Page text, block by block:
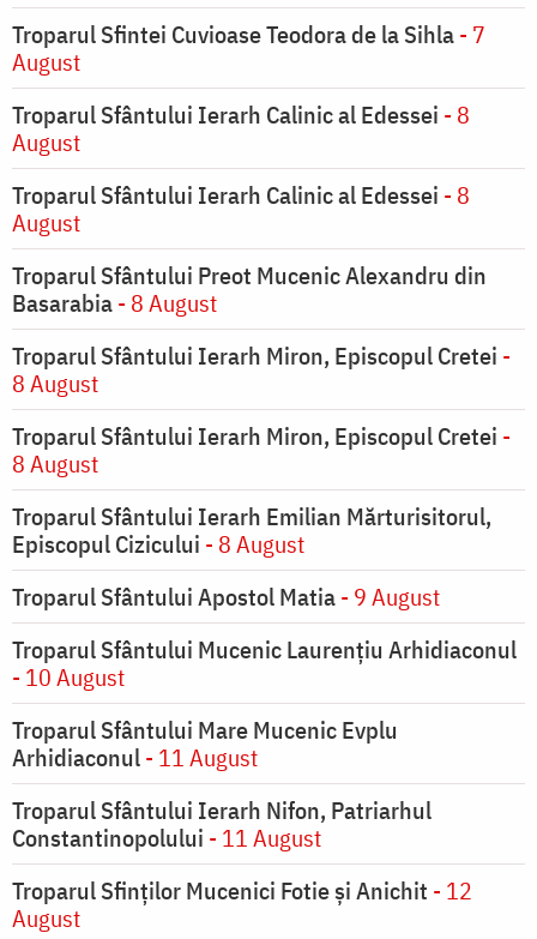
Troparul Sfintei Cuvioase Teodora de la Sihla- 7
August
Troparul Sfântului Ierarh Calinic al Edessei - 8
August
Troparul Sfântului Ierarh Calinic al Edessei - 8
August
Troparul Sfântului Preot Mucenic Alexandru din
Basarabia- 8 August
Troparul Sfântului Ierarh Miron, Episcopul Cretei -
8 August
Troparul Sfântului Ierarh Miron, Episcopul Cretei -
8 August
Troparul Sfântului Ierarh Emilian Mărturisitorul,
Episcopul Cizicului - 8 August
Troparul Sfântului Apostol Matia- 9 August
Troparul Sfântului Mucenic Laurențiu Arhidiaconul
- 10 August
Troparul Sfântului Mare Mucenic Evplu
Arhidiaconul- 11 August
Troparul Sfântului Ierarh Nifon, Patriarhul
Constantinopolului - 11 August
Troparul Sfinţilor Mucenici Fotie şi Anichit - 12
August